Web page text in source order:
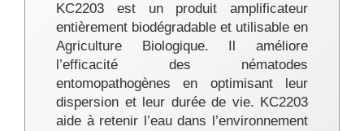
KC2203 est un produit amplificateur
entièrement biodégradable et utilisable en
Agriculture Biologique. Il améliore
l’efficacité des nématodes
entomopathogènes en optimisant leur
dispersion et leur durée de vie. KC2203
aide à retenir l’eau dans l’environnement